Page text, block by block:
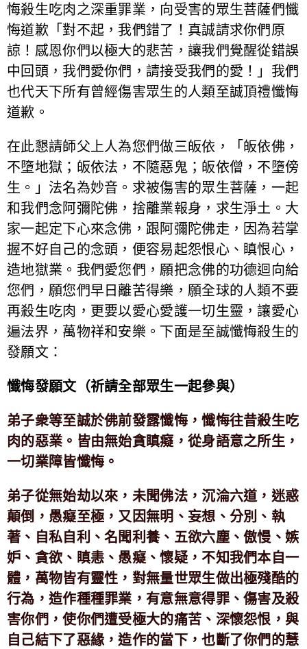
悔殺生吃肉之深重罪業，向受害的眾生菩薩們懺
悔道歉「對不起，我們錯了！真誠請求你們原
諒！感恩你們以極大的悲苦，讓我們覺醒從錯誤
中回頭，我們愛你們，請接受我們的愛！」我們
也代天下所有曾經傷害眾生的人類至誠頂禮懺悔
道歉。
在此懇請師父上人為您們做三皈依，「皈依佛，
不墮地獄；皈依法，不隨惡鬼；皈依僧，不墮傍
生。」法名為妙音。求被傷害的眾生菩薩，一起
和我們念阿彌陀佛，捨離業報身，求生淨土。大
家一起定下心來念佛，跟阿彌陀佛走，因為若掌
握不好自己的念頭，便容易起怨恨心、瞋恨心，
造地獄業。我們愛您們，願把念佛的功德迴向給
您們，願您們早日離苦得樂，願全球的人類不要
再殺生吃肉，更要以愛心愛護一切生靈，讓愛心
遍法界，萬物祥和安樂。下面是至誠懺悔殺生的
發願文：
懺悔發願文（祈請全部眾生一起參與）
弟子衆等至誠於佛前發露懺悔，懺悔往昔殺生吃
肉的惡業。皆由無始貪瞋癡，從身語意之所生，
一切業障皆懺悔。
弟子從無始劫以來，未聞佛法，沉淪六道，迷惑
顛倒，愚癡至極，又因無明、妄想、分別、執
著、自私自利、名聞利養、五欲六塵、傲慢、嫉
妒、貪欲、瞋恚、愚癡、懷疑，不知我們本自一
體，萬物皆有靈性，對無量世眾生做出極殘酷的
行為，造作種種罪業，有意無意得罪、傷害及殺
害你們，使你們遭受極大的痛苦、深懷怨恨，與
自己結下了惡緣，造作的當下，也斷了你們的慧